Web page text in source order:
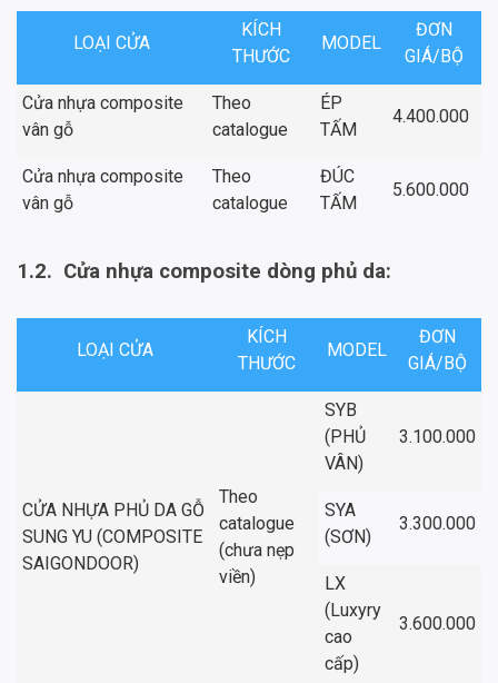
LOẠI CỬA
KÍCH
THƯỚC
MODEL
ĐƠN
GIÁ/BỘ
Cửa nhựa composite
vân gỗ
Theo
catalogue
ÉP
TẤM
4.400.000
Cửa nhựa composite
vân gỗ
Theo
catalogue
ĐÚC
TẤM
5.600.000
1.2. Cửa nhựa composite dòng phủ da:
LOẠI CỬA
KÍCH
THƯỚC
MODEL
ĐƠN
GIÁ/BỘ
CỬA NHỰA PHỦ DA GỖ
SUNG YU (COMPOSITE
SAIGONDOOR)
Theo
catalogue
(chưa nẹp
viền)
SYB
(PHỦ
VÂN)
3.100.000
SYA
(SƠN)
3.300.000
LX
(Luxyry
cao
cấp)
3.600.000